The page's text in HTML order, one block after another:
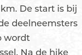
De start is bij
deelneemsters
wordt
Na de hike